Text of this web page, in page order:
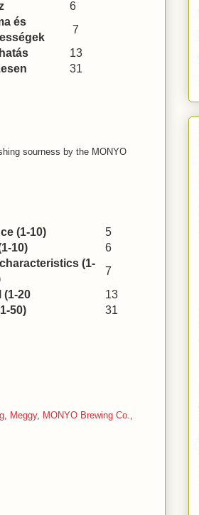
6
és
7
13
31
sourness by the MONYO
(1-10)
5
10)
6
(1-
7
(1-20
13
50)
31
, Meggy, MONYO Brewing Co.,